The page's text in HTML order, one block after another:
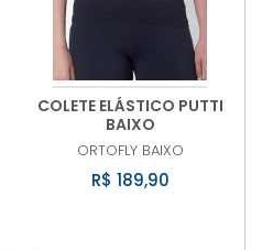
COLETE ELÁSTICO PUTTI
BAIXO
ORTOFLY BAIXO
R$ 189,90